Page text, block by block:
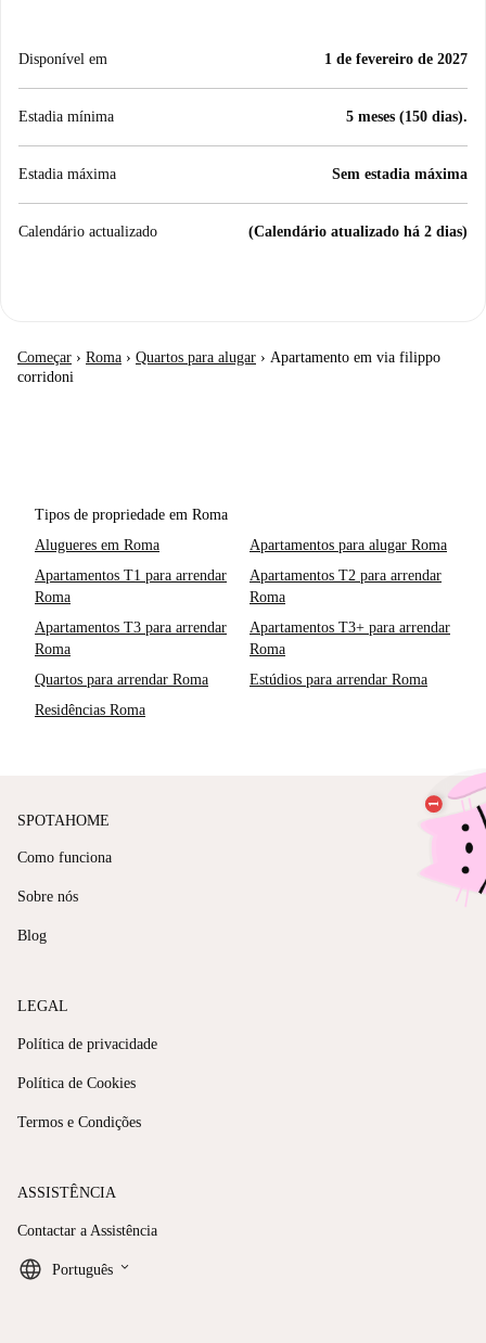
Disponível em 1 de fevereiro de 2027
Estadia mínima 5 meses (150 dias).
Estadia máxima Sem estadia máxima
Calendário actualizado (Calendário atualizado há 2 dias)
Começar › Roma › Quartos para alugar › Apartamento em via filippo
corridoni
Tipos de propriedade em Roma
Alugueres em Roma
Apartamentos para alugar Roma
Apartamentos T1 para arrendar
Roma
Apartamentos T2 para arrendar
Roma
Apartamentos T3 para arrendar
Roma
Apartamentos T3+ para arrendar
Roma
Quartos para arrendar Roma
Estúdios para arrendar Roma
Residências Roma
SPOTAHOME
Como funciona
Sobre nós
Blog
LEGAL
Política de privacidade
Política de Cookies
Termos e Condições
ASSISTÊNCIA
Contactar a Assistência
Português keyboard_arrow_down